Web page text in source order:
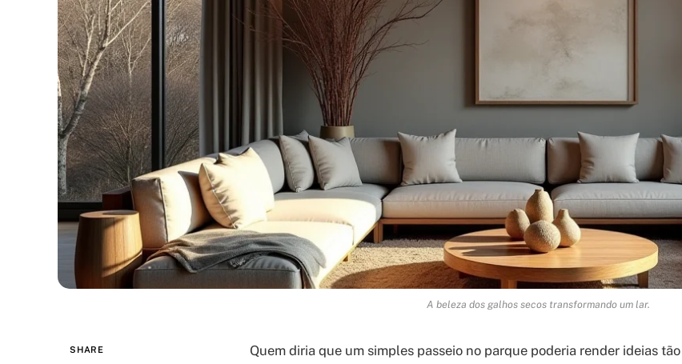
A beleza dos galhos secos transformando um lar.
SHARE
Quem diria que um simples passeio no parque poderia render ideias